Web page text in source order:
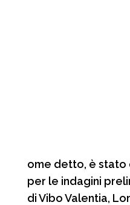
ome detto, è stato
per le indagini
di Vibo Valentia,